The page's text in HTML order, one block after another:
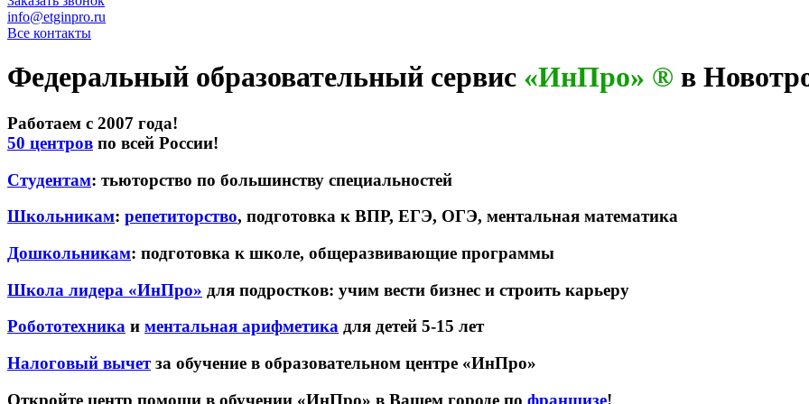
info@etginpro.ru
Все контакты
Федеральный образовательный сервис «ИнПро» ® в
Работаем с 2007 года!
50 центров по всей России!
Студентам: тьюторство по большинству специальностей
Школьникам: репетиторство, подготовка к ВПР, ЕГЭ, ОГЭ, ментальная математика
Дошкольникам: подготовка к школе, общеразвивающие программы
Школа лидера «ИнПро» для подростков: учим вести бизнес и строить карьеру
Робототехника и ментальная арифметика для детей 5-15 лет
Налоговый вычетза обучение в образовательном центре «ИнПро»
Откройте центр помощи в обучении «ИнПро» в Вашем городе по франшизе!